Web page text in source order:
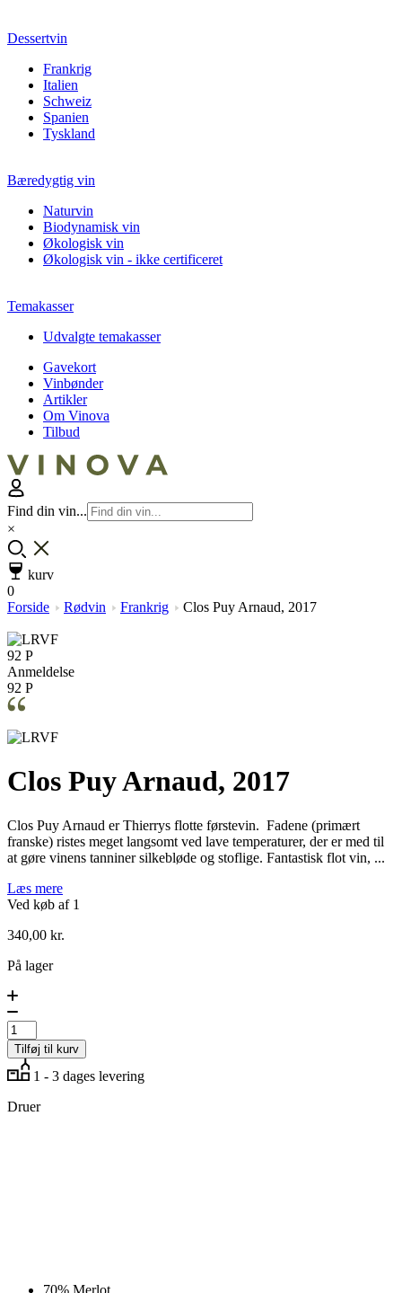
Dessertvin
Frankrig
Italien
Schweiz
Spanien
Tyskland
Bæredygtig vin
Naturvin
Biodynamisk vin
Økologisk vin
Økologisk vin - ikke certificeret
Temakasser
Udvalgte temakasser
Gavekort
Vinbønder
Artikler
Om Vinova
Tilbud
Find din vin...
×
kurv
0
Forside
Rødvin Frankrig Clos Puy Arnaud, 2017
92 P
Anmeldelse
92 P
Clos Puy Arnaud, 2017
Clos Puy Arnaud er Thierrys flotte førstevin. Fadene (primært
franske) ristes meget langsomt ved lave temperaturer, der er med til
at gøre vinens tanniner silkebløde og stoflige. Fantastisk flot vin, ...
Læs mere
Ved køb af 1
340,00 kr.
På lager
Clos
Puy
Arnaud,
2017
antal
Tilføj til kurv
1 - 3 dages levering
Druer
70% Merlot